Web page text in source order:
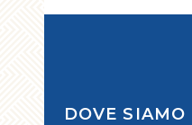
DOVE SIAMO